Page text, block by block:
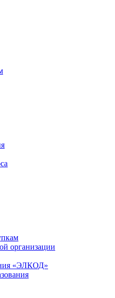
организации
«ЭЛКОД»